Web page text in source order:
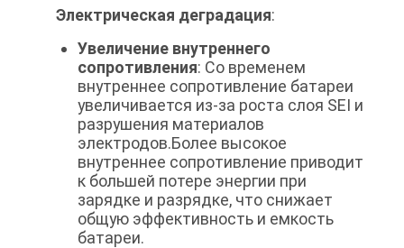
Электрическая деградация:
Увеличение внутреннего
сопротивления: Со временем
внутреннее сопротивление батареи
увеличивается из-за роста слоя SEI и
разрушения материалов
электродов.Более высокое
внутреннее сопротивление приводит
к большей потере энергии при
зарядке и разрядке, что снижает
общую эффективность и емкость
батареи.